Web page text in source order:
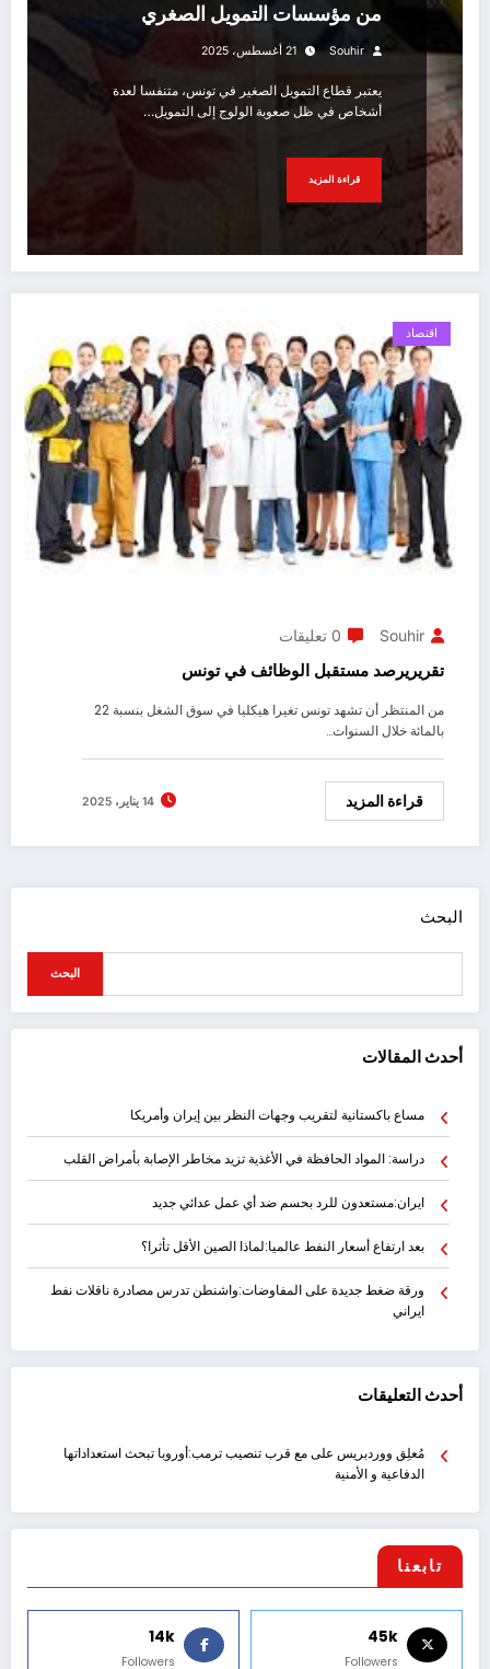
من مؤسسات التمويل الصغري
Souhir 21 أغسطس، 2025
يعتبر قطاع التمويل الصغير في تونس، متنفسا لعدة
أشخاص في ظل صعوبة الولوج إلى التمويل…
قراءة المزيد
اقتصاد
Souhir 0 تعليقات
تقريريرصد مستقبل الوظائف في تونس
من المنتظر أن تشهد تونس تغيرا هيكليا في سوق الشغل بنسبة 22
بالمائة خلال السنوات…
قراءة المزيد 14 يناير، 2025
البحث
البحث
أحدث المقالات
مساع باكستانية لتقريب وجهات النظر بين إيران وأمريكا
دراسة: المواد الحافظة في الأغذية تزيد مخاطر الإصابة بأمراض القلب
ايران:مستعدون للرد بحسم ضد أي عمل عدائي جديد
بعد ارتفاع أسعار النفط عالميا:لماذا الصين الأقل تأثرا؟
ورقة ضغط جديدة على المفاوضات:واشنطن تدرس مصادرة ناقلات نفط
ايراني
أحدث التعليقات
مُعلِق ووردبريس علىمع قرب تنصيب ترمب:أوروبا تبحث استعداداتها
الدفاعية و الأمنية
تابعنا
45k
Followers
14k
Followers